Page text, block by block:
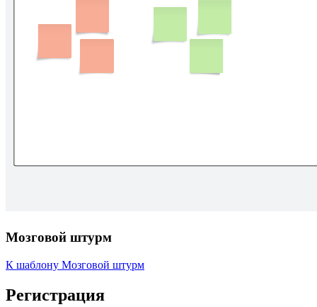
Мозговой штурм
К шаблону Мозговой штурм
Регистрация